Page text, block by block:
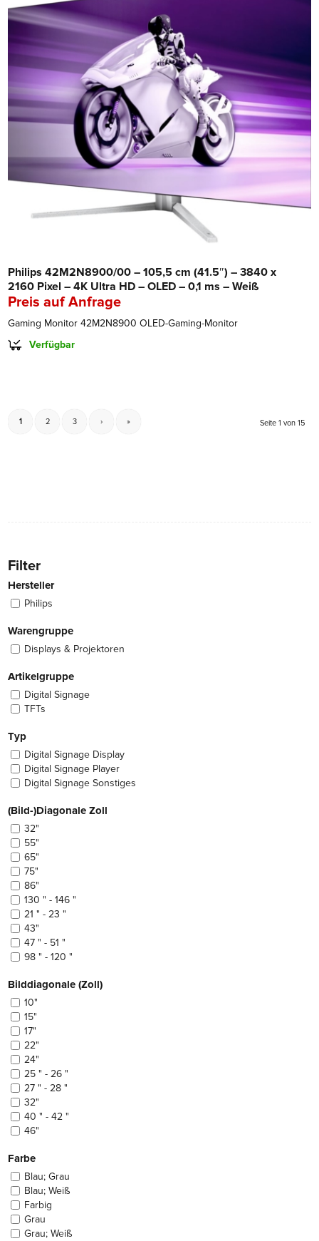
Philips 42M2N8900/00 – 105,5 cm (41.5″) – 3840 x
2160 Pixel – 4K Ultra HD – OLED – 0,1 ms – Weiß
Preis auf Anfrage
Gaming Monitor 42M2N8900 OLED-Gaming-Monitor
Verfügbar
Seite 1 von 15
1 2 3 › »
Filter
Hersteller
Philips
Warengruppe
Displays & Projektoren
Artikelgruppe
Digital Signage
TFTs
Typ
Digital Signage Display
Digital Signage Player
Digital Signage Sonstiges
(Bild-)Diagonale Zoll
32"
55"
65"
75"
86"
130 " - 146 "
21 " - 23 "
43"
47 " - 51 "
98 " - 120 "
Bilddiagonale (Zoll)
10"
15"
17"
22"
24"
25 " - 26 "
27 " - 28 "
32"
40 " - 42 "
46"
Farbe
Blau; Grau
Blau; Weiß
Farbig
Grau
Grau; Weiß